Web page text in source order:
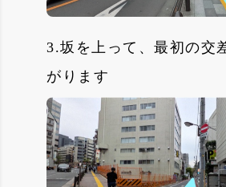
3.坂を上って、最初の交
がります